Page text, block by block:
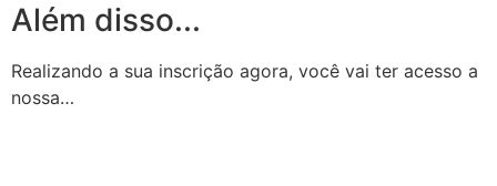
Além disso...
Realizando a sua inscrição agora, você vai ter acesso a
nossa…